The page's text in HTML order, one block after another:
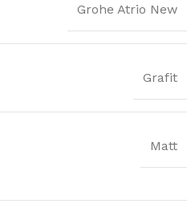
Grohe Atrio New
Grafit
Matt